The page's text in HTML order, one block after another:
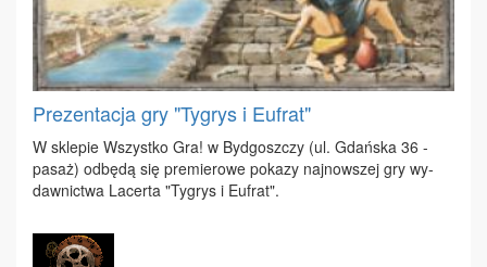
Prezentacja gry "Tygrys i Eufrat"
W skle­pie Wszyst­ko Gra! w Byd­gosz­czy (ul. Gdań­ska 36 -
pa­saż) od­bę­dą się pre­mie­ro­we po­ka­zy naj­now­szej gry wy­
daw­nic­twa La­cer­ta "Ty­grys i Eu­frat".